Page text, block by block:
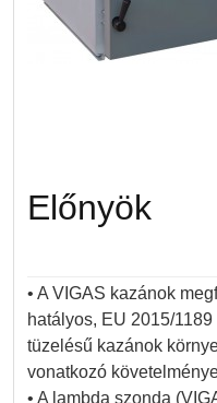
Előnyök
• A VIGAS kazánok
hatályos, EU 2015/
tüzelésű kazánok
vonatkozó
• A lambda szonda